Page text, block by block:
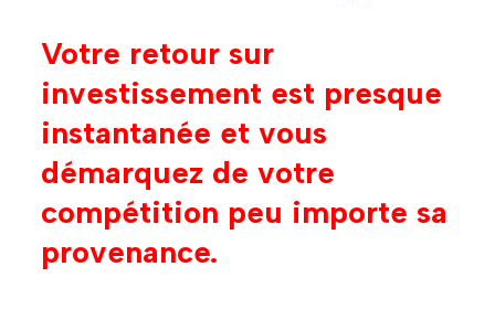
Votre retour sur
investissement est presque
instantanée et vous
démarquez de votre
compétition peu importe sa
provenance.